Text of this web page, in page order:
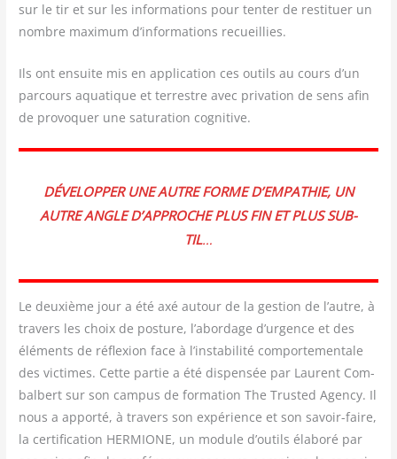
sur le tir et sur les infor­ma­tions pour ten­ter de res­ti­tuer un
nombre maxi­mum d’informations recueillies.
Ils ont ensuite mis en appli­ca­tion ces outils au cours d’un
par­cours aqua­tique et ter­restre avec pri­va­tion de sens afin
de pro­vo­quer une satu­ra­tion cognitive.
DÉVE­LOP­PER UNE AUTRE FORME D’EMPATHIE, UN
AUTRE ANGLE D’APPROCHE PLUS FIN ET PLUS SUB­
TIL…
Le deuxième jour a été axé autour de la ges­tion de l’autre, à
tra­vers les choix de pos­ture, l’abordage d’urgence et des
élé­ments de réflexion face à l’instabilité com­por­te­men­tale
des vic­times. Cette par­tie a été dis­pen­sée par Laurent Com­
bal­bert sur son cam­pus de for­ma­tion The Trus­ted Agen­cy. Il
nous a appor­té, à tra­vers son expé­rience et son savoir-faire,
la cer­ti­fi­ca­tion HERMIONE, un module d’outils éla­bo­ré par